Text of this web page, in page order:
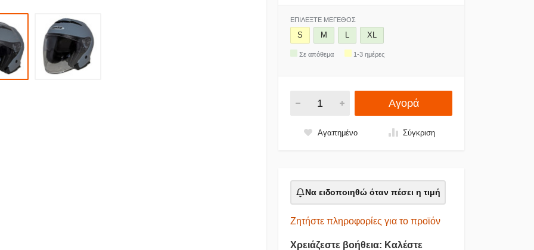
ΕΠΙΛΈΞΤΕ ΜΈΓΕΘΟΣ
S M L XL
Σε απόθεμα 1-3 ημέρες
Αγορά
Αγαπημένο Σύγκριση
Να ειδοποιηθώ όταν πέσει η τιμή
Ζητήστε πληροφορίες για το προϊόν
Χρειάζεστε βοήθεια: Καλέστε